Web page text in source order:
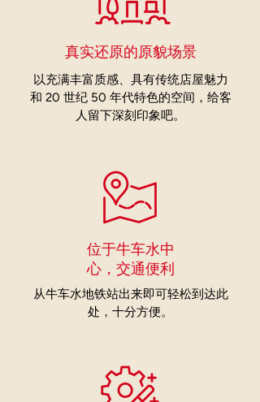
真实还原的原貌场景
以充满丰富质感、具有传统店屋魅力
和 20 世纪 50 年代特色的空间，给客
人留下深刻印象吧。
​位于牛车水中
心，交通便利
从牛车水地铁站出来即可轻松到达此
处，十分方便。